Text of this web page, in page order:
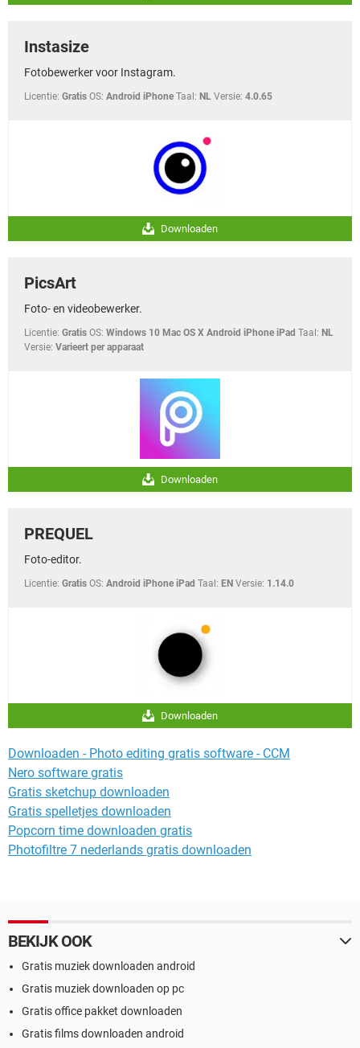
Instasize
Fotobewerker voor Instagram.
Licentie: Gratis OS: Android iPhone Taal: NL Versie: 4.0.65
Downloaden
PicsArt
Foto- en videobewerker.
Licentie: Gratis OS: Windows 10 Mac OS X Android iPhone iPad Taal: NL
Versie: Varieert per apparaat
Downloaden
PREQUEL
Foto-editor.
Licentie: Gratis OS: Android iPhone iPad Taal: EN Versie: 1.14.0
Downloaden
Downloaden - Photo editing gratis software - CCM
Nero software gratis
Gratis sketchup downloaden
Gratis spelletjes downloaden
Popcorn time downloaden gratis
Photofiltre 7 nederlands gratis downloaden
BEKIJK OOK
Gratis muziek downloaden android
Gratis muziek downloaden op pc
Gratis office pakket downloaden
Gratis films downloaden android